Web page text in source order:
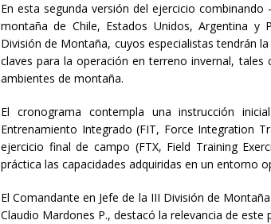
En esta segunda versión del ejercicio
montaña de Chile, Estados Unidos, Argentina
División de Montaña, cuyos especialistas tendrán
claves para la operación en terreno invernal,
ambientes de montaña.
El cronograma contempla una instrucción
Entrenamiento Integrado (FIT, Force Integration
ejercicio final de campo (FTX, Field Training
práctica las capacidades adquiridas en un entorno
El Comandante en Jefe de la III División de
Claudio Mardones P., destacó la relevancia de